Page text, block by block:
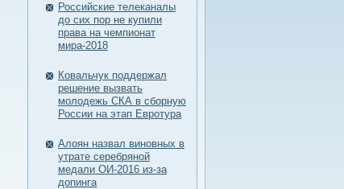
Российские телеканалы
до сих пор не купили
права на чемпионат
мира-2018
Ковальчук поддержал
решение вызвать
молодежь СКА в сборную
России на этап Евротура
Алоян назвал виновных в
утрате серебряной
медали ОИ-2016 из-за
допинга